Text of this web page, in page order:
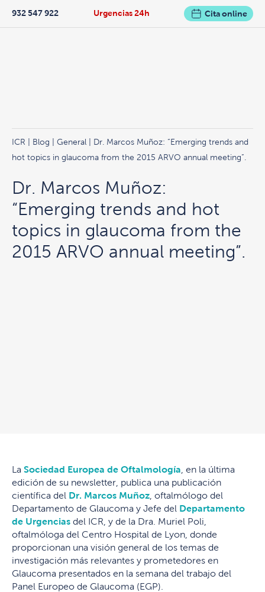
Urgencias 24h
932 547 922 Cita online
ICR Blog General | Dr. Marcos Muñoz: “Emerging trends and
hot topics in glaucoma from the 2015 ARVO annual meeting”.
Dr. Marcos Muñoz:
“Emerging trends and hot
topics in glaucoma from the
2015 ARVO annual meeting”.
La Sociedad Europea de Oftalmología , en la última
edición de su newsletter, publica una publicación
científica del Dr. Marcos Muñoz , oftalmólogo del
Departamento de Glaucoma y Jefe del Departamento
de Urgencias del ICR, y de la Dra. Muriel Poli,
oftalmóloga del Centro Hospital de Lyon, donde
proporcionan una visión general de los temas de
investigación más relevantes y prometedores en
Glaucoma presentados en la semana del trabajo del
Panel Europeo de Glaucoma (EGP).